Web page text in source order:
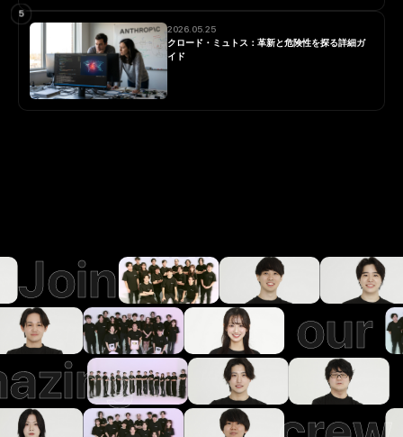
2026.05.25
クロード・ミュトス：革新と危険性を探る詳細ガ
イド
5
Join
our